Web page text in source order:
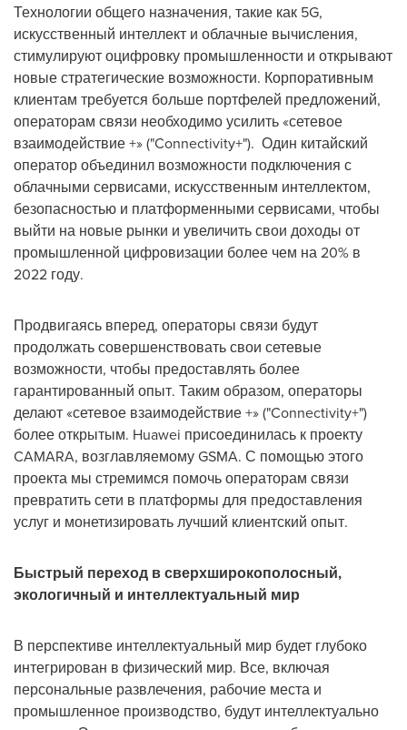
Технологии общего назначения, такие как 5G,
искусственный интеллект и облачные вычисления,
стимулируют оцифровку промышленности и открывают
новые стратегические возможности. Корпоративным
клиентам требуется больше портфелей предложений,
операторам связи необходимо усилить «сетевое
взаимодействие +» ("Connectivity+"). Один китайский
оператор объединил возможности подключения с
облачными сервисами, искусственным интеллектом,
безопасностью и платформенными сервисами, чтобы
выйти на новые рынки и увеличить свои доходы от
промышленной цифровизации более чем на 20% в
2022 году.
Продвигаясь вперед, операторы связи будут
продолжать совершенствовать свои сетевые
возможности, чтобы предоставлять более
гарантированный опыт. Таким образом, операторы
делают «сетевое взаимодействие +» ("Connectivity+")
более открытым. Huawei присоединилась к проекту
CAMARA, возглавляемому GSMA. С помощью этого
проекта мы стремимся помочь операторам связи
превратить сети в платформы для предоставления
услуг и монетизировать лучший клиентский опыт.
Быстрый переход в сверхширокополосный,
экологичный и интеллектуальный мир
В перспективе интеллектуальный мир будет глубоко
интегрирован в физический мир. Все, включая
персональные развлечения, рабочие места и
промышленное производство, будут интеллектуально